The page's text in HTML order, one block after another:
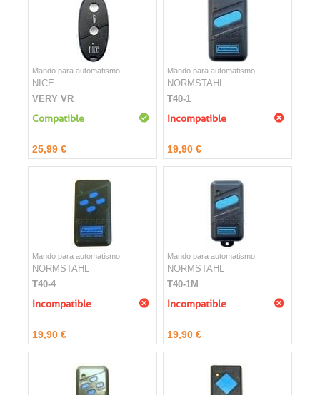
Mando para automatismo
NICE
VERY VR
Compatible
25,99 €
Mando para automatismo
NORMSTAHL
T40-1
Incompatible
19,90 €
Mando para automatismo
NORMSTAHL
T40-4
Incompatible
19,90 €
Mando para automatismo
NORMSTAHL
T40-1M
Incompatible
19,90 €